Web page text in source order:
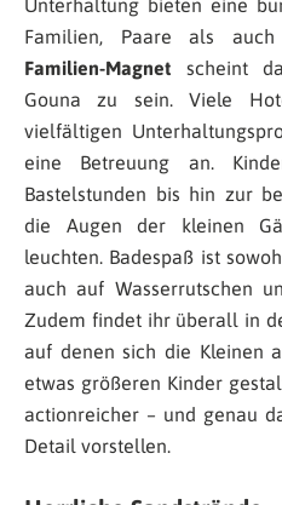
Unterhaltung bieten eine
Familien, Paare als
Familien-Magnet scheint
Gouna zu sein. Viele
vielfältigen
eine Betreuung an.
Bastelstunden bis hin zur
die Augen der kleinen
leuchten. Badespaß ist
auch auf Wasserrutschen
Zudem findet ihr überall in
auf denen sich die Kleinen
etwas größeren Kinder
actionreicher – und genau
Detail vorstellen.